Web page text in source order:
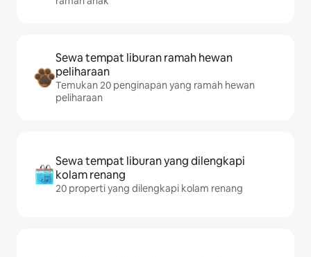
Sewa tempat liburan ramah hewan
peliharaan
Temukan 20 penginapan yang ramah hewan
peliharaan
Sewa tempat liburan yang dilengkapi
kolam renang
20 properti yang dilengkapi kolam renang